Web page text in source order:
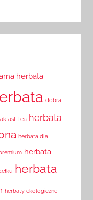
herbata
dobra
Tea herbata
herbata dla
herbata
herbata
herbaty ekologiczne